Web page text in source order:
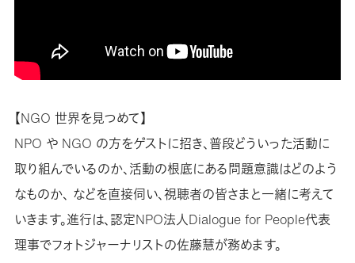
【NGO 世界を見つめて】
NPO や NGO の方をゲストに招き、普段どういった活動に
取り組んでいるのか、活動の根底にある問題意識はどのよう
なものか、 などを直接伺い、視聴者の皆さまと一緒に考えて
いきます。進行は、認定NPO法人Dialogue for People代表
理事でフォトジャーナリストの佐藤慧が務めます。